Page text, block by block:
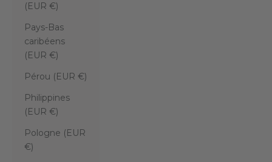
(EUR €)
Pays-Bas
caribéens
(EUR €)
Pérou (EUR €)
Philippines
(EUR €)
Pologne (EUR
€)